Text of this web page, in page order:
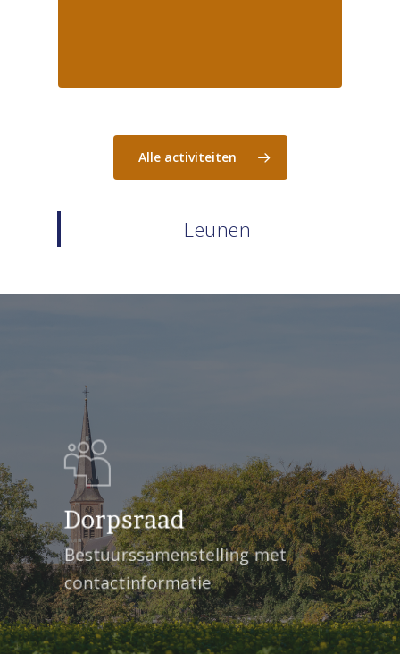
Alle activiteiten
Leunen
Dorpsraad
Bestuurssamenstelling met
contactinformatie